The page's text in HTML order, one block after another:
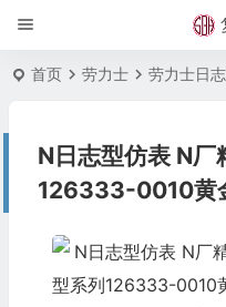
首页 劳力士 劳力士日
N日志型仿表 N厂
126333-0010黄